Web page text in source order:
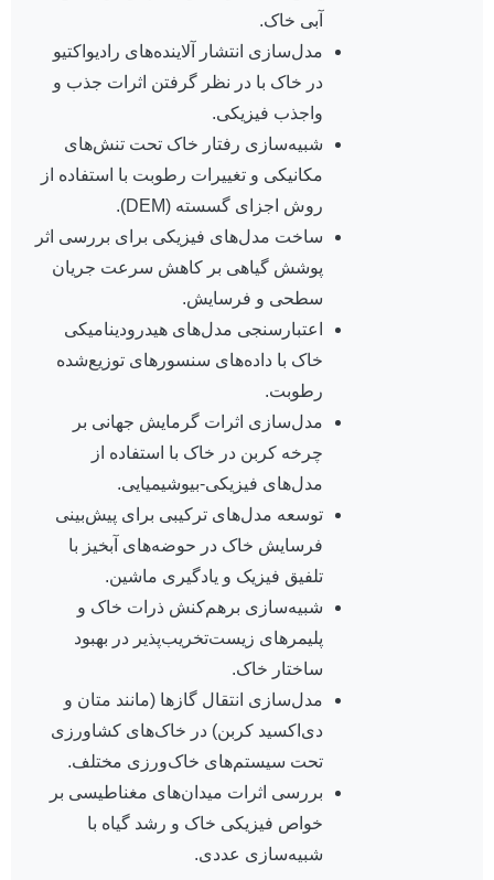
آبی خاک.
مدل‌سازی انتشار آلاینده‌های رادیواکتیو
در خاک با در نظر گرفتن اثرات جذب و
واجذب فیزیکی.
شبیه‌سازی رفتار خاک تحت تنش‌های
مکانیکی و تغییرات رطوبت با استفاده از
روش اجزای گسسته (DEM).
ساخت مدل‌های فیزیکی برای بررسی اثر
پوشش گیاهی بر کاهش سرعت جریان
سطحی و فرسایش.
اعتبارسنجی مدل‌های هیدرودینامیکی
خاک با داده‌های سنسورهای توزیع‌شده
رطوبت.
مدل‌سازی اثرات گرمایش جهانی بر
چرخه کربن در خاک با استفاده از
مدل‌های فیزیکی-بیوشیمیایی.
توسعه مدل‌های ترکیبی برای پیش‌بینی
فرسایش خاک در حوضه‌های آبخیز با
تلفیق فیزیک و یادگیری ماشین.
شبیه‌سازی برهم‌کنش ذرات خاک و
پلیمرهای زیست‌تخریب‌پذیر در بهبود
ساختار خاک.
مدل‌سازی انتقال گازها (مانند متان و
دی‌اکسید کربن) در خاک‌های کشاورزی
تحت سیستم‌های خاک‌ورزی مختلف.
بررسی اثرات میدان‌های مغناطیسی بر
خواص فیزیکی خاک و رشد گیاه با
شبیه‌سازی عددی.